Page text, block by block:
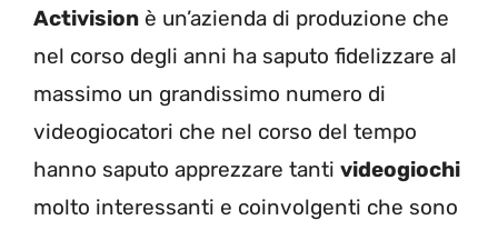
Activision è un’azienda di produzione che
nel corso degli anni ha saputo fidelizzare al
massimo un grandissimo numero di
videogiocatori che nel corso del tempo
hanno saputo apprezzare tanti videogiochi
molto interessanti e coinvolgenti che sono